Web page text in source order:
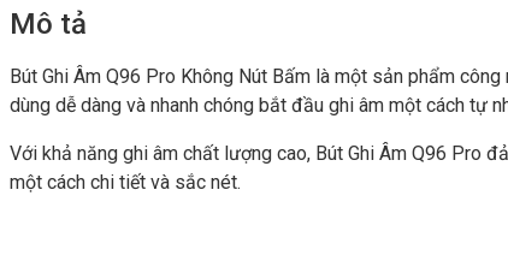
Mô tả
Bút Ghi Âm Q96 Pro Không Nút Bấm là một sản phẩm
dùng dễ dàng và nhanh chóng bắt đầu ghi âm một cách tự
Với khả năng ghi âm chất lượng cao, Bút Ghi Âm Q96 Pro
một cách chi tiết và sắc nét.